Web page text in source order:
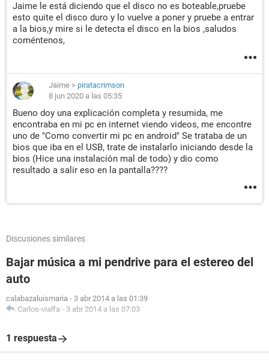
Jaime le está diciendo que el disco no es boteable,pruebe
esto quite el disco duro y lo vuelve a poner y pruebe a entrar
a la bios,y mire si le detecta el disco en la bios ,saludos
coméntenos,
Jaime > piratacrimson
8 jun 2020 a las 05:35
Bueno doy una explicación completa y resumida, me
encontraba en mi pc en internet viendo videos, me encontre
uno de "Como convertir mi pc en android" Se trataba de un
bios que iba en el USB, trate de instalarlo iniciando desde la
bios (Hice una instalación mal de todo) y dio como
resultado a salir eso en la pantalla????
Discusiones similares
Bajar música a mi pendrive para el estereo del
auto
calabazaluismaria - 3 abr 2014 a las 01:39
Carlos-vialfa - 3 abr 2014 a las 07:03
1 respuesta